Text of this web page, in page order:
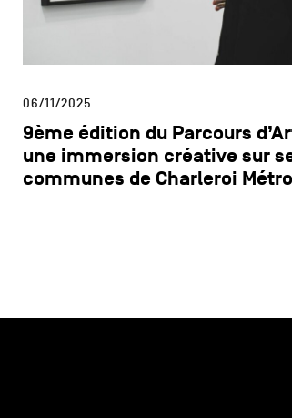
06/11/2025
9ème édition du Parcours
une immersion créative sur
communes de Charleroi